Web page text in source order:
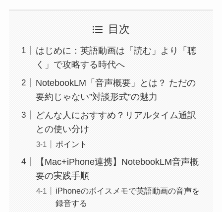
目次
はじめに：英語動画は「読む」より「聴
く」で攻略する時代へ
NotebookLM「音声概要」とは？ ただの
要約じゃない”対談形式”の魅力
どんな人におすすめ？リアルタイム通訳
との使い分け
ポイント
【Mac+iPhone連携】NotebookLM音声概
要の実践手順
iPhoneのボイスメモで英語動画の音声を
録音する